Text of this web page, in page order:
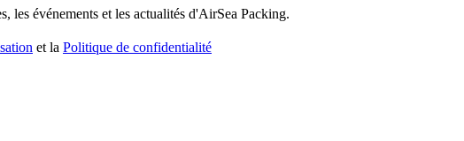
les événements et les actualités d'AirSea Packing.
et la Politique de confidentialité